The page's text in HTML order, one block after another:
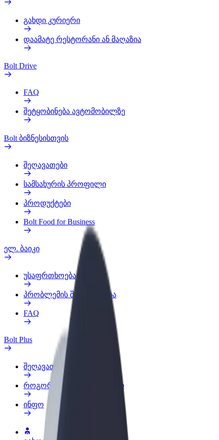
გახდი კურიერი
დაამატე რესტორანი ან მაღაზია
Bolt Drive
FAQ
შეტყობინება ავტომობილზე
Bolt ბიზნესისთვის
შეღავათები
სამსახურის პროფილი
პროდუქტები
Bolt Food for Business
ელ. ბაიკი
უსაფრთხოება
პრობლემის შეტყობინება
FAQ
Bolt Plus
შეღავათები
როგორ გავხდე გამომწერი
ინფო